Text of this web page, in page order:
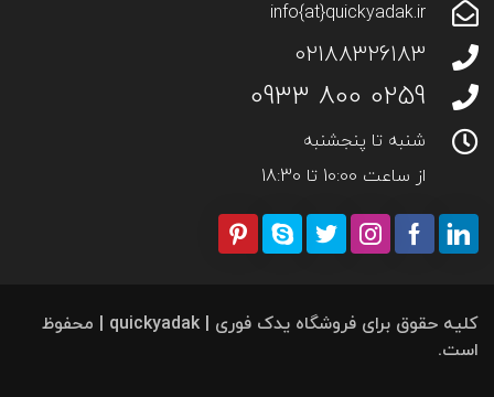
info{at}quickyadak.ir
02188326183
0259 800 0933
شنبه تا پنجشنبه
از ساعت 10:00 تا 18:30
کلیه حقوق برای فروشگاه یدک فوری | quickyadak | محفوظ
است.